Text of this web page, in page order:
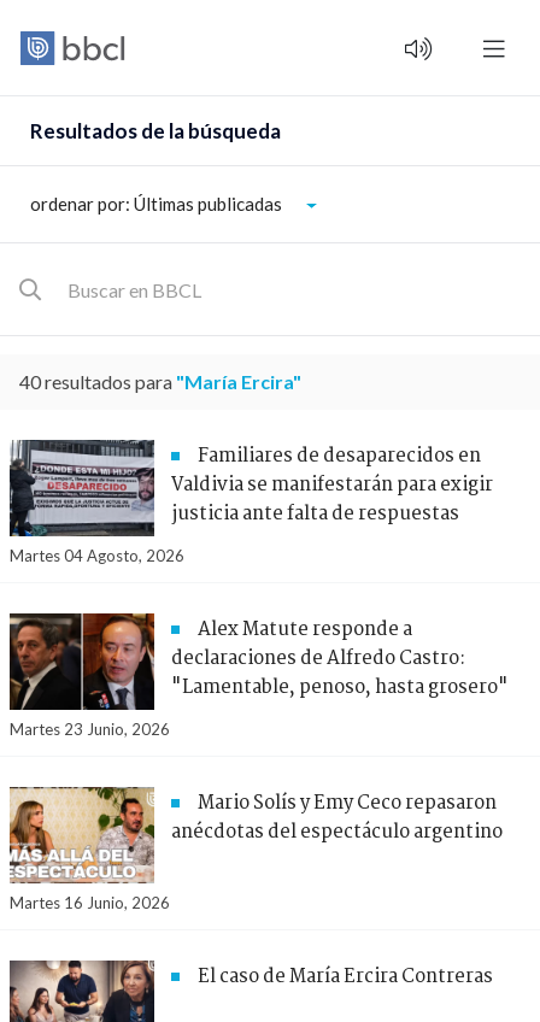
Resultados de la búsqueda
ordenar por: Últimas publicadas
40 resultados para "María Ercira"
Familiares de desaparecidos en
Valdivia se manifestarán para exigir
justicia ante falta de respuestas
Martes 04 Agosto, 2026
Alex Matute responde a
declaraciones de Alfredo Castro:
"Lamentable, penoso, hasta grosero"
Martes 23 Junio, 2026
Mario Solís y Emy Ceco repasaron
anécdotas del espectáculo argentino
Martes 16 Junio, 2026
El caso de María Ercira Contreras